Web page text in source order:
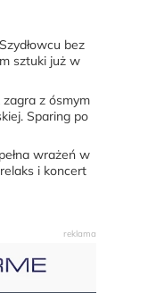
bez
sztuki już w
z ósmym
Sparing po
wrażeń w
i koncert